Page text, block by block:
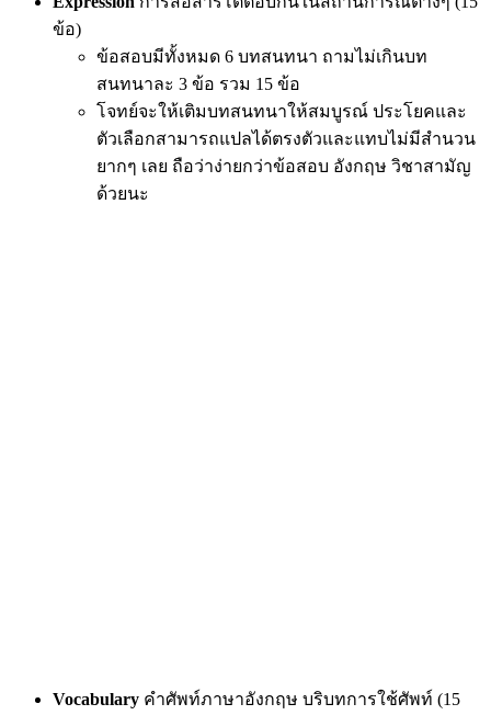
ข้อ)
ข้อสอบมีทั้งหมด 6 บทสนทนา ถามไม่เกินบท
สนทนาละ 3 ข้อ รวม 15 ข้อ
โจทย์จะให้เติมบทสนทนาให้สมบูรณ์ ประโยคและ
ตัวเลือกสามารถแปลได้ตรงตัวและแทบไม่มีสำนวน
ยากๆ เลย ถือว่าง่ายกว่าข้อสอบ อังกฤษ วิชาสามัญ
ด้วยนะ
Vocabulary คำศัพท์ภาษาอังกฤษ บริบทการใช้ศัพท์ (15